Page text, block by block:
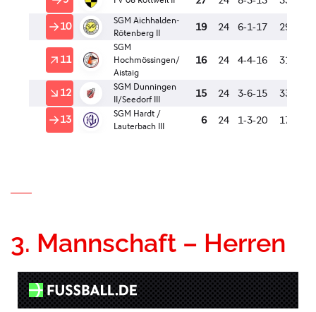
3. Mannschaft – Herren